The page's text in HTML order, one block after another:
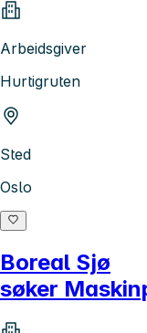
Arbeidsgiver
Hurtigruten
Sted
Oslo
Boreal Sjø
søker